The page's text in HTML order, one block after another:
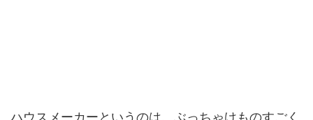
ハウスメーカーというのは、ぶっちゃけものすごく